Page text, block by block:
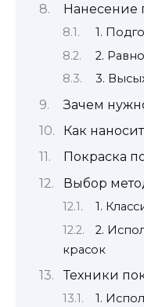
Нанесение
1.
2.
3.
Зачем
Как
Покраска
Выбор
1.
2.
красок
Техники
1.